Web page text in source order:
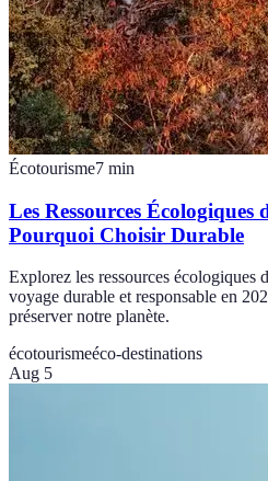
Écotourisme7 min
Les Ressources Écologiques
Pourquoi Choisir Durable
Explorez les ressources écologiques
voyage durable et responsable en
préserver notre planète.
écotourismeéco-destinations
Aug 5